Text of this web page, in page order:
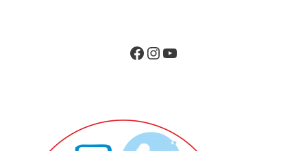
Facebook
Instagram
YouTube